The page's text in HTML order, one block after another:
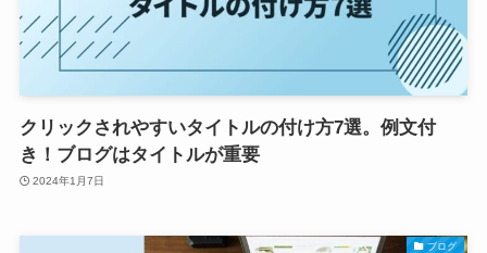
クリックされやすいタイトルの付け方7選。例文付
き！ブログはタイトルが重要
2024年1月7日
ブログ